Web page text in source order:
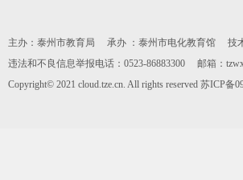
主办：泰州市教育局 承办 ：泰州市电化教育馆 技术
违法和不良信息举报电话：0523-86883300 邮箱：
Copyright© 2021 cloud.tze.cn. All rights reserved 苏ICP备